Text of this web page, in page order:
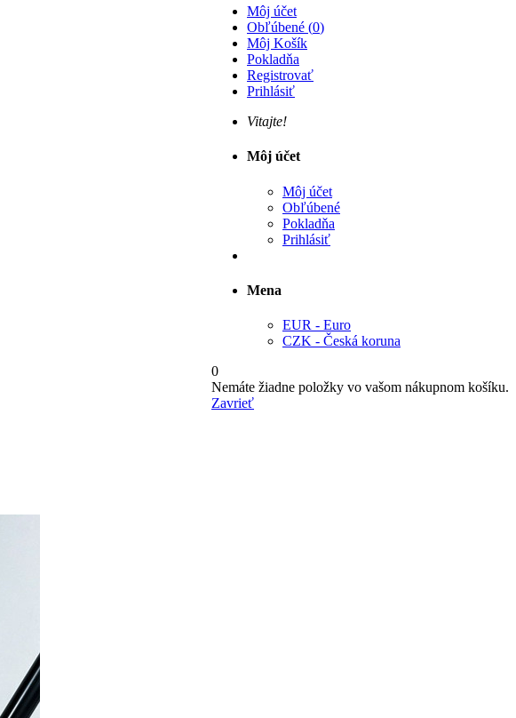
Môj účet
Obľúbené (0)
Môj Košík
Pokladňa
Registrovať
Prihlásiť
Vitajte!
Môj účet
Môj účet
Obľúbené
Pokladňa
Prihlásiť
Mena
EUR - Euro
CZK - Česká koruna
0
Nemáte žiadne položky vo vašom nákupnom košíku.
Zavrieť